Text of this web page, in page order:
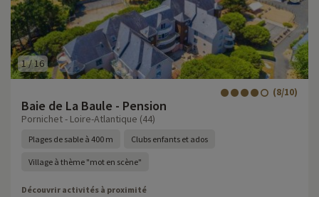
1/16
Baie de La Baule - Pension
(8/10)
Pornichet - Loire-Atlantique (44)
Plages de sable à 400 m Clubs enfants et ados
Village à thème "mot en scène"
Découvrir activités à proximité